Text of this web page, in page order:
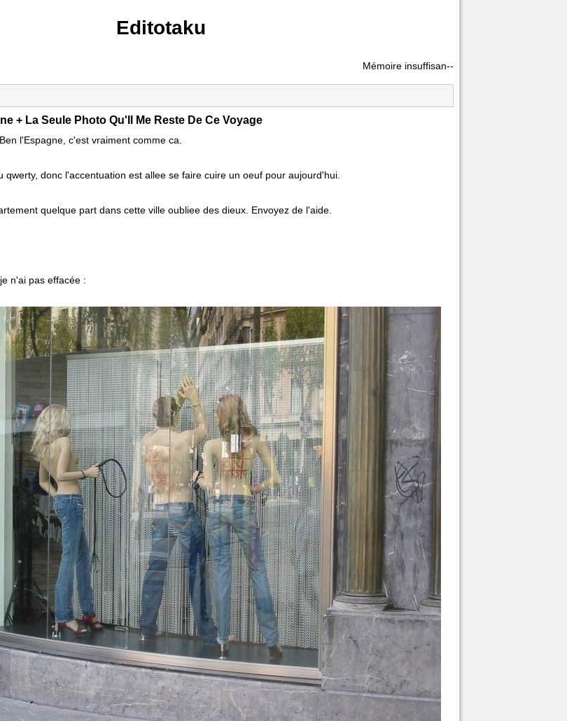
Editotaku
Mémoire insuffisan--
+ La Seule Photo Qu'Il Me Reste De Ce Voyage
l'Espagne, c'est vraiment comme ca.
qwerty, donc l'accentuation est allee se faire cuire un oeuf pour aujourd'hui.
quelque part dans cette ville oubliee des dieux. Envoyez de l'aide.
n'ai pas effacée :